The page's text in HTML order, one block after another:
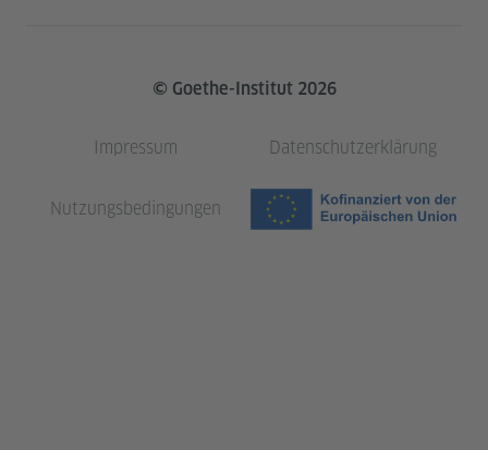
© Goethe-Institut 2026
Impressum Datenschutzerklärung
Nutzungsbedingungen